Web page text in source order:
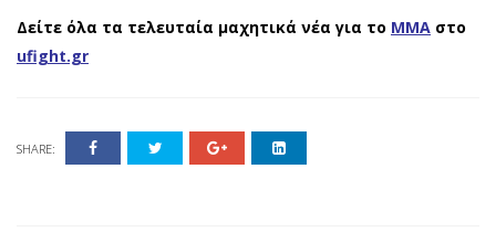
Δείτε όλα τα τελευταία μαχητικά νέα για το ΜΜΑ στο
ufight.gr
SHARE: